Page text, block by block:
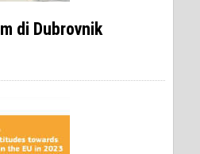
di Dubrovnik